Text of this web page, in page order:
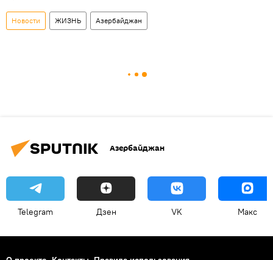
Новости ЖИЗНЬ Азербайджан
Азербайджан
Telegram Дзен VK Макс